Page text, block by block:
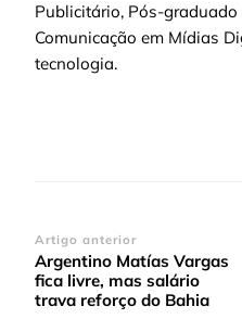
Publicitário, Pós-graduado
Comunicação em Mídias
tecnologia.
Navegação
de
post
Artigo anterior
Argentino Matías Vargas
fica livre, mas salário
trava reforço do Bahia